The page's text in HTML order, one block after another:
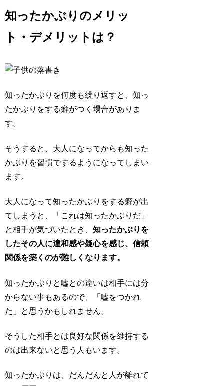
知ったかぶりのメリッ
ト・デメリットは？
知ったかぶりを何度も繰り返すと、知っ
たかぶりをする癖がつく場合がありま
す。
そうすると、大人になってからも知った
かぶりを習慣でするようになってしまい
ます。
大人になって知ったかぶりをする癖が出
てしまうと、「これは知ったかぶりだ」
と相手が気づいたとき、知ったかぶりを
したその人に違和感や疑心を感じ、信頼
関係を築くのが難しくなります。
知ったかぶりと嘘との違いは相手には分
からない事もあるので、
「嘘をつかれ
た」
と思うかもしれません。
そうした相手とは良好な関係を維持する
のは出来ないと思う人もいます。
知ったかぶりは、だんだんと 人が離れて